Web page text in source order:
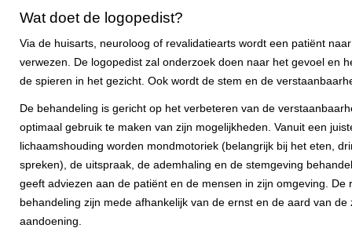
Wat doet de logopedist?
Via de huisarts, neuroloog of revalidatiearts wordt een patiënt
verwezen. De logopedist zal onderzoek doen naar het gevoel en
de spieren in het gezicht. Ook wordt de stem en de
De behandeling is gericht op het verbeteren van de
optimaal gebruik te maken van zijn mogelijkheden. Vanuit een
lichaamshouding worden mondmotoriek (belangrijk bij het eten,
spreken), de uitspraak, de ademhaling en de stemgeving
geeft adviezen aan de patiënt en de mensen in zijn omgeving. De
behandeling zijn mede afhankelijk van de ernst en de aard van de
aandoening.